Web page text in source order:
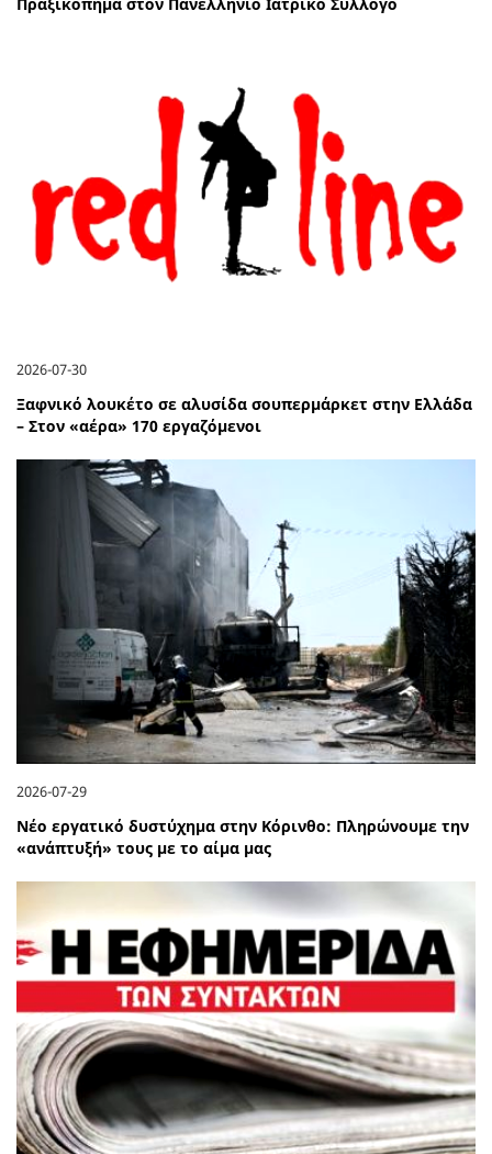
2026-07-30
Ξαφνικό λουκέτο σε αλυσίδα σουπερμάρκετ στην Ελλάδα
– Στον «αέρα» 170 εργαζόμενοι
2026-07-29
Νέο εργατικό δυστύχημα στην Κόρινθο: Πληρώνουμε την
«ανάπτυξή» τους με το αίμα μας